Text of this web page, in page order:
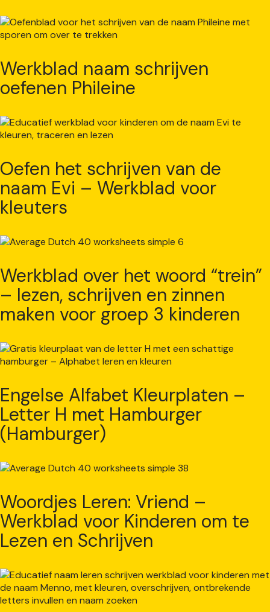
Werkblad naam schrijven
oefenen Phileine
Oefen het schrijven van de
naam Evi – Werkblad voor
kleuters
Werkblad over het woord “trein”
– lezen, schrijven en zinnen
maken voor groep 3 kinderen
Engelse Alfabet Kleurplaten –
Letter H met Hamburger
(Hamburger)
Woordjes Leren: Vriend –
Werkblad voor Kinderen om te
Lezen en Schrijven